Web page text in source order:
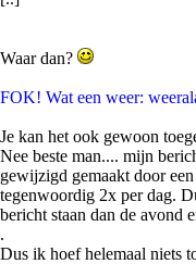
Waar dan?
FOK! Wat een weer:
Je kan het ook gewoon
Nee beste man.... mijn
gewijzigd gemaakt door
tegenwoordig 2x per dag.
bericht staan dan de avond
.
Dus ik hoef helemaal niets